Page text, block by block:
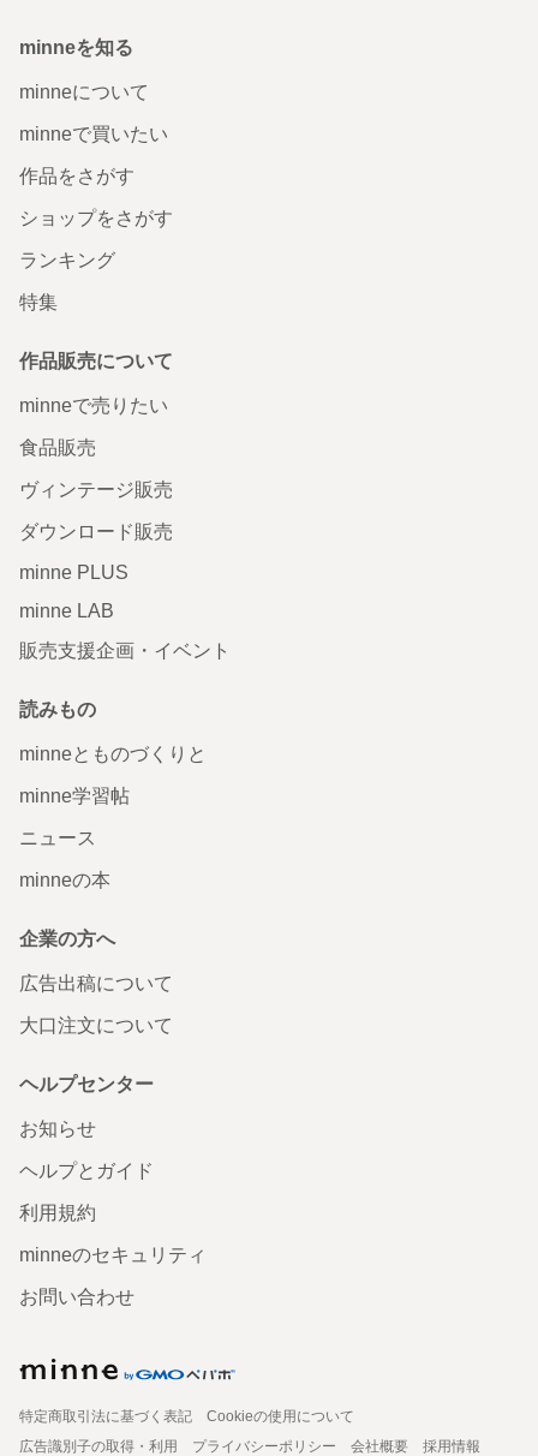
minneを知る
minneについて
minneで買いたい
作品をさがす
ショップをさがす
ランキング
特集
作品販売について
minneで売りたい
食品販売
ヴィンテージ販売
ダウンロード販売
minne PLUS
minne LAB
販売支援企画・イベント
読みもの
minneとものづくりと
minne学習帖
ニュース
minneの本
企業の方へ
広告出稿について
大口注文について
ヘルプセンター
お知らせ
ヘルプとガイド
利用規約
minneのセキュリティ
お問い合わせ
特定商取引法に基づく表記
Cookieの使用について
広告識別子の取得・利用
プライバシーポリシー 会社概要
採用情報